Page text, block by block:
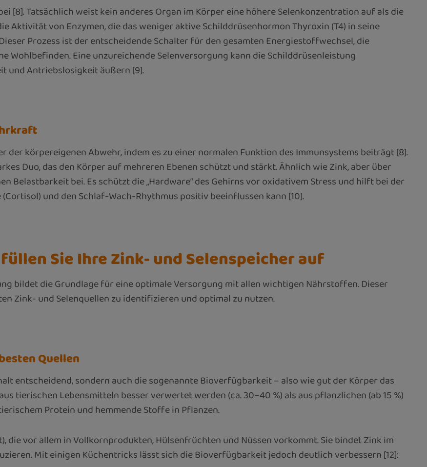
[8]. Tatsächlich weist kein anderes Organ im Körper eine höhere Selenkonzentration auf als die
Aktivität von Enzymen, die das weniger aktive Schilddrüsenhormon Thyroxin (T4) in seine
Prozess ist der entscheidende Schalter für den gesamten Energiestoffwechsel, die
Wohlbefinden. Eine unzureichende Selenversorgung kann die Schilddrüsenleistung
und Antriebslosigkeit äußern [9].
körpereigenen Abwehr, indem es zu einer normalen Funktion des Immunsystems beiträgt [8].
Duo, das den Körper auf mehreren Ebenen schützt und stärkt. Ähnlich wie Zink, aber über
Belastbarkeit bei. Es schützt die „Hardware“ des Gehirns vor oxidativem Stress und hilft bei der
und den Schlaf-Wach-Rhythmus positiv beeinflussen kann [10].
Sie Ihre Zink- und Selenspeicher auf
bildet die Grundlage für eine optimale Versorgung mit allen wichtigen Nährstoffen. Dieser
Zink- und Selenquellen zu identifizieren und optimal zu nutzen.
Quellen
entscheidend, sondern auch die sogenannte Bioverfügbarkeit – also wie gut der Körper das
tierischen Lebensmitteln besser verwertet werden (ca. 30–40 %) als aus pflanzlichen (ab 15 %)
Protein und hemmende Stoffe in Pflanzen.
vor allem in Vollkornprodukten, Hülsenfrüchten und Nüssen vorkommt. Sie bindet Zink im
Mit einigen Küchentricks lässt sich die Bioverfügbarkeit jedoch deutlich verbessern [12]: